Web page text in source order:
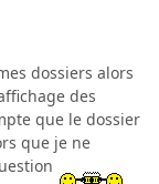
dossiers alors
des
que le dossier
que je ne